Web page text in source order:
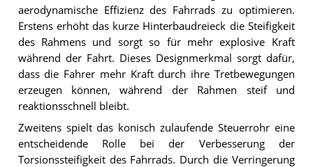
aerodynamische Effizienz des Fahrrads zu optimieren.
Erstens erhöht das kurze Hinterbaudreieck die Steifigkeit
des Rahmens und sorgt so für mehr explosive Kraft
während der Fahrt. Dieses Designmerkmal sorgt dafür,
dass die Fahrer mehr Kraft durch ihre Tretbewegungen
erzeugen können, während der Rahmen steif und
reaktionsschnell bleibt.
Zweitens spielt das konisch zulaufende Steuerrohr eine
entscheidende Rolle bei der Verbesserung der
Torsionssteifigkeit des Fahrrads. Durch die Verringerung